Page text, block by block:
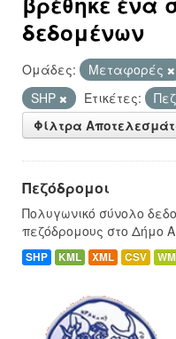
δεδομένων
Ομάδες: Μεταφορές
SHP
Ετικέτες:
Φίλτρα
Πεζόδρομοι
Πολυγωνικό σύνολο
πεζόδρομους στο Δήμο
SHP KML XML CSV